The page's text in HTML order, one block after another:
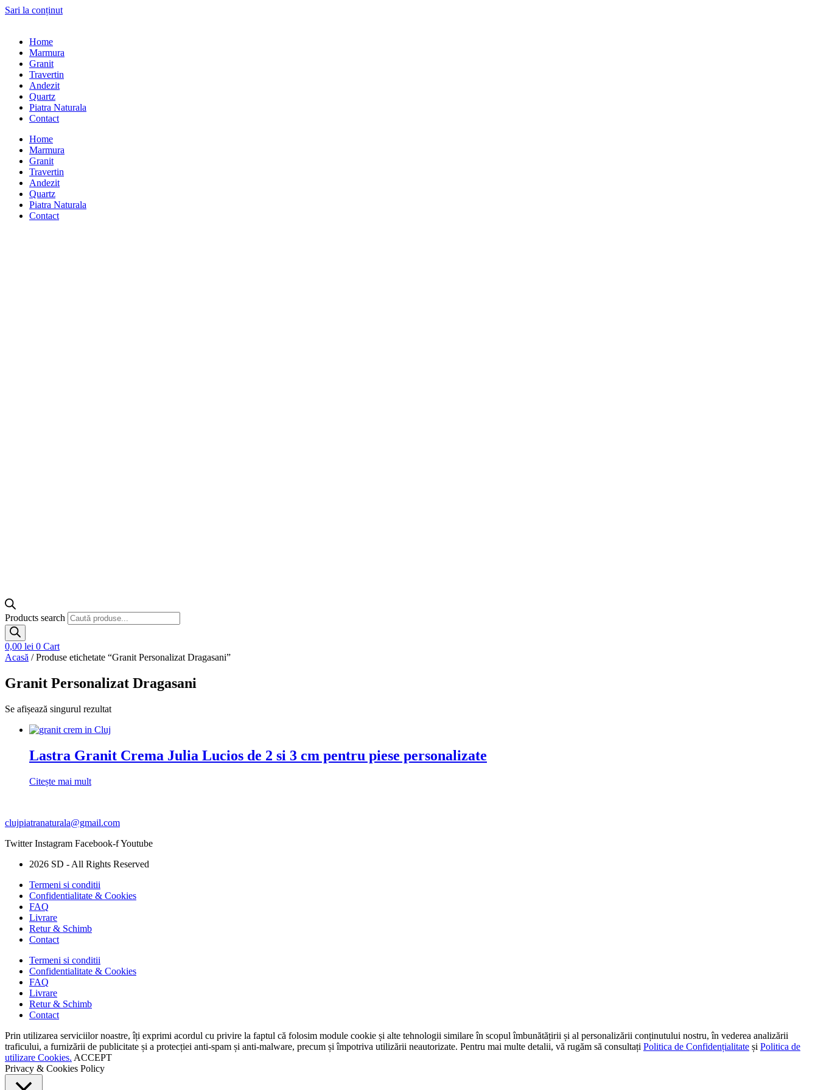
Sari la conținut
Home
Marmura
Granit
Travertin
Andezit
Quartz
Piatra Naturala
Contact
Home
Marmura
Granit
Travertin
Andezit
Quartz
Piatra Naturala
Contact
Products search
0,00 lei 0 Cart
Acasă / Produse etichetate “Granit Personalizat Dragasani”
Granit Personalizat Dragasani
Se afișează singurul rezultat
Lastra Granit Crema Julia Lucios de 2 si 3 cm pentru piese personalizate
Citește mai mult
clujpiatranaturala@gmail.com
Twitter Instagram Facebook-fYoutube
2026 SD - All Rights Reserved
Termeni si conditii
Confidentialitate & Cookies
FAQ
Livrare
Retur & Schimb
Contact
Termeni si conditii
Confidentialitate & Cookies
FAQ
Livrare
Retur & Schimb
Contact
Prin utilizarea serviciilor noastre, îți exprimi acordul cu privire la faptul că folosim module cookie și alte tehnologii similare în scopul îmbunătățirii și al personalizării conținutului nostru, în vederea analizării
traficului, a furnizării de publicitate și a protecției anti-spam și anti-malware, precum și împotriva utilizării neautorizate. Pentru mai multe detalii, vă rugăm să consultați Politica de Confidențialitate și Politica de
utilizare Cookies. ACCEPT
Privacy & Cookies Policy